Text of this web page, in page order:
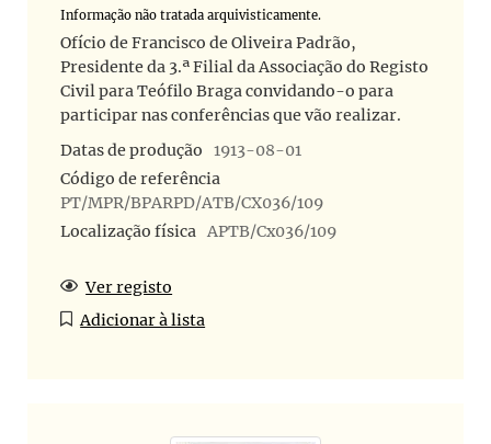
Informação não tratada arquivisticamente.
Ofício de Francisco de Oliveira Padrão,
Presidente da 3.ª Filial da Associação do Registo
Civil para Teófilo Braga convidando-o para
participar nas conferências que vão realizar.
Datas de produção
1913-08-01
Código de referência
PT/MPR/BPARPD/ATB/CX036/109
Localização física APTB/Cx036/109
Ver registo
Adicionar à lista